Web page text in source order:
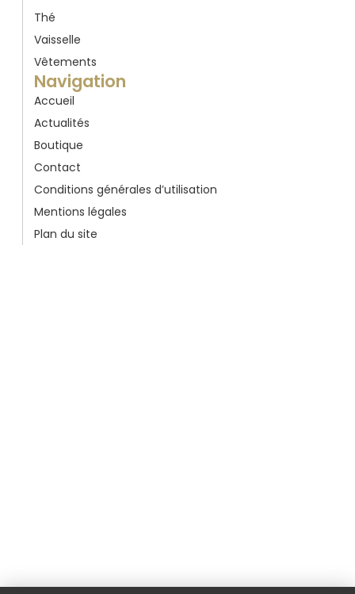
Thé
Vaisselle
Vêtements
Navigation
Accueil
Actualités
Boutique
Contact
Conditions générales d’utilisation
Mentions légales
Plan du site